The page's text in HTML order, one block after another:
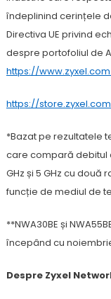
îndeplinind cerințele
Directiva UE privind
despre portofoliul de
https://
https://
*Bazat pe rezultatele
care compară debitul
GHz și 5 GHz cu două
funcție de mediul de
**NWA30BE și
începând cu
Despre Zyxel